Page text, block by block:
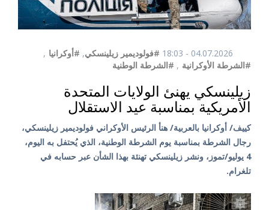
04.07.2026 - 18:03 #فولوديمير زيلينسكي, #أوكرانيا ,
#الشرطة الأوكرانية , #الشرطة الوطنية
زيلينسكي يهنئ الولايات المتحدة
الأمريكية بمناسبة عيد الاستقلال
كييف/ أوكرانيا بالعربية/ هنأ الرئيس الأوكراني فولوديمير زيلينسكي،
رجال الشرطة بمناسبة يوم الشرطة الوطنية، الذي يُحتفل به اليوم،
4 يوليو/تموز، ونشر زيلينسكي تهنئة بهذا الشأن عبر حسابه في
تلغرام.